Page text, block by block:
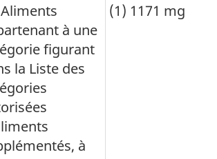
à une
figurant
la Liste des
à
(1) 1171 mg